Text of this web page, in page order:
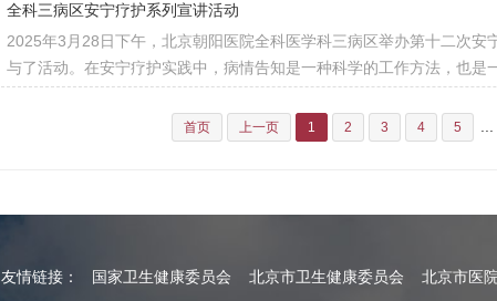
全科三病区安宁疗护系列宣讲活动
2025年3月28日下午，北京朝阳医院全科医学科三病区举办第十二次安
与了活动。在安宁疗护实践中，病情告知是一种科学的工作方法，也是
首页 上一页 1 2 3 4 5
友情链接： 国家卫生健康委员会 北京市卫生健康委员会 北京市医